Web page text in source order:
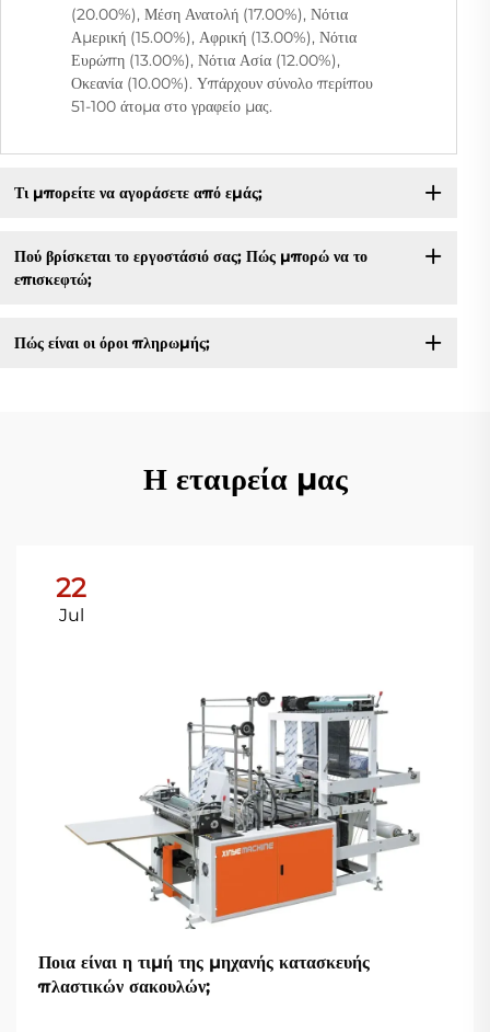
(20.00%), Μέση Ανατολή (17.00%), Νότια
Αμερική (15.00%), Αφρική (13.00%), Νότια
Ευρώπη (13.00%), Νότια Ασία (12.00%),
Οκεανία (10.00%). Υπάρχουν σύνολο περίπου
51-100 άτομα στο γραφείο μας.
Τι μπορείτε να αγοράσετε από εμάς;
Πού βρίσκεται το εργοστάσιό σας; Πώς μπορώ να το
επισκεφτώ;
Πώς είναι οι όροι πληρωμής;
Η εταιρεία μας
22
Jul
Ποια είναι η τιμή της μηχανής κατασκευής
πλαστικών σακουλών;